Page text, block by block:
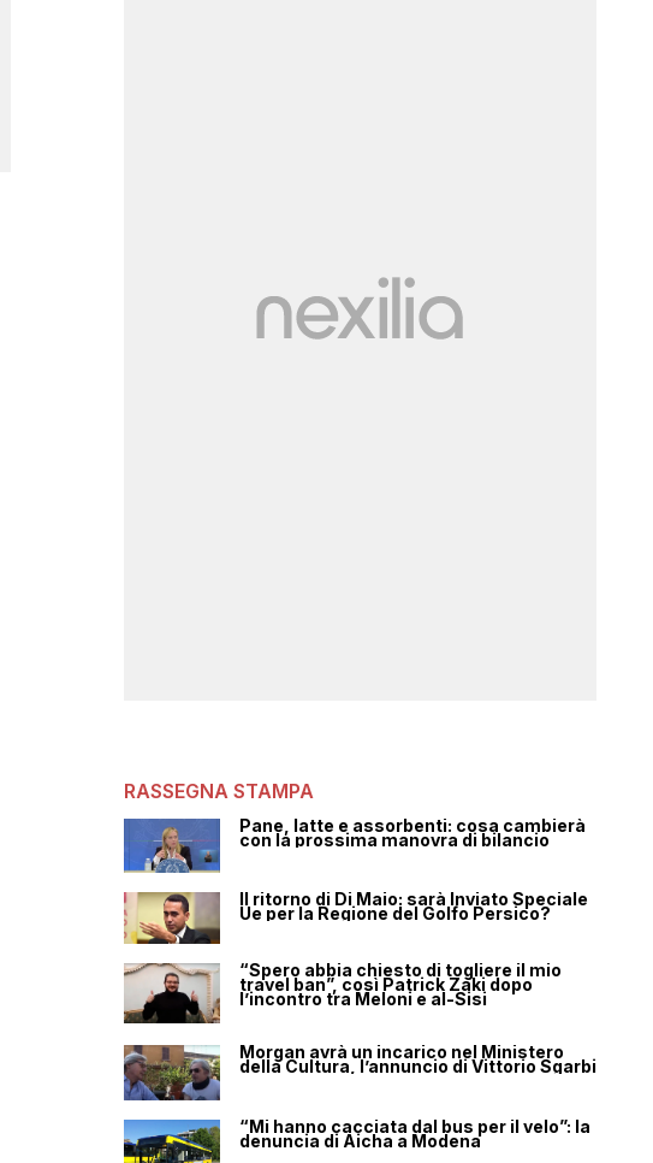
RASSEGNA STAMPA
Pane, latte e assorbenti: cosa cambierà
con la prossima manovra di bilancio
Il ritorno di Di Maio: sarà Inviato Speciale
Ue per la Regione del Golfo Persico?
“Spero abbia chiesto di togliere il mio
travel ban”, così Patrick Zaki dopo
l’incontro tra Meloni e al-Sisi
Morgan avrà un incarico nel Ministero
della Cultura, l’annuncio di Vittorio Sgarbi
“Mi hanno cacciata dal bus per il velo”: la
denuncia di Aicha a Modena